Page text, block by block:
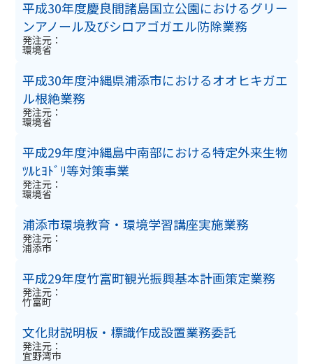
平成30年度慶良間諸島国立公園におけるグリー
ンアノール及びシロアゴガエル防除業務
発注元：
環境省
平成30年度沖縄県浦添市におけるオオヒキガエ
ル根絶業務
発注元：
環境省
平成29年度沖縄島中南部における特定外来生物
ﾂﾙﾋﾖﾄﾞﾘ等対策事業
発注元：
環境省
浦添市環境教育・環境学習講座実施業務
発注元：
浦添市
平成29年度竹富町観光振興基本計画策定業務
発注元：
竹富町
文化財説明板・標識作成設置業務委託
発注元：
宜野湾市